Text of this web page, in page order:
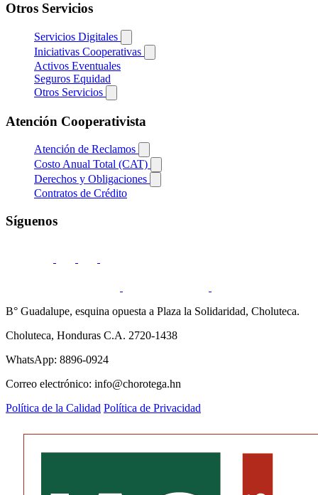
Otros Servicios
Servicios Digitales
Iniciativas Cooperativas
Activos Eventuales
Seguros Equidad
Otros Servicios
Atención Cooperativista
Atención de Reclamos
Costo Anual Total (CAT)
Derechos y Obligaciones
Contratos de Crédito
Síguenos
B° Guadalupe, esquina opuesta a Plaza la Solidaridad, Choluteca.
Choluteca, Honduras C.A. 2720-1438
WhatsApp: 8896-0924
Correo electrónico: info@chorotega.hn
Política de la Calidad Política de Privacidad